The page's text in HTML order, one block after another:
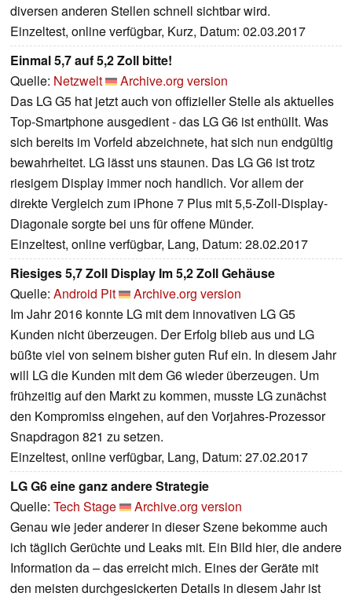
diversen anderen Stellen schnell sichtbar wird.
Einzeltest, online verfügbar, Kurz, Datum: 02.03.2017
Einmal 5,7 auf 5,2 Zoll bitte!
Quelle: Netzwelt
Archive.org version
Das LG G5 hat jetzt auch von offizieller Stelle als aktuelles
Top-Smartphone ausgedient - das LG G6 ist enthüllt. Was
sich bereits im Vorfeld abzeichnete, hat sich nun endgültig
bewahrheitet. LG lässt uns staunen. Das LG G6 ist trotz
riesigem Display immer noch handlich. Vor allem der
direkte Vergleich zum iPhone 7 Plus mit 5,5-Zoll-Display-
Diagonale sorgte bei uns für offene Münder.
Einzeltest, online verfügbar, Lang, Datum: 28.02.2017
Riesiges 5,7 Zoll Display Im 5,2 Zoll Gehäuse
Quelle: Android Pit
Archive.org version
Im Jahr 2016 konnte LG mit dem innovativen LG G5
Kunden nicht überzeugen. Der Erfolg blieb aus und LG
büßte viel von seinem bisher guten Ruf ein. In diesem Jahr
will LG die Kunden mit dem G6 wieder überzeugen. Um
frühzeitig auf den Markt zu kommen, musste LG zunächst
den Kompromiss eingehen, auf den Vorjahres-Prozessor
Snapdragon 821 zu setzen.
Einzeltest, online verfügbar, Lang, Datum: 27.02.2017
LG G6 eine ganz andere Strategie
Quelle: Tech Stage
Archive.org version
Genau wie jeder anderer in dieser Szene bekomme auch
ich täglich Gerüchte und Leaks mit. Ein Bild hier, die andere
Information da – das erreicht mich. Eines der Geräte mit
den meisten durchgesickerten Details in diesem Jahr ist